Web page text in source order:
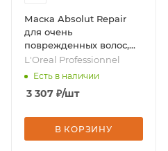
Маска Absolut Repair
для очень
поврежденных волос,
250 мл, бренд - L'Oreal
Professionnel
L'Oreal Professionnel
Есть в наличии
3 307 ₽/шт
В КОРЗИНУ